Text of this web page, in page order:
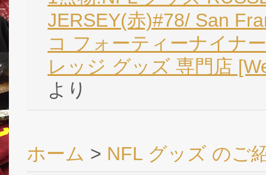
JERSEY(赤)#78/ San
コ フォーティーナイナ
レッジ グッズ 専門店
より
ホーム > NFL グッズ のご